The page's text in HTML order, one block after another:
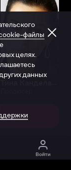
Войти
файлы
целях.
данных